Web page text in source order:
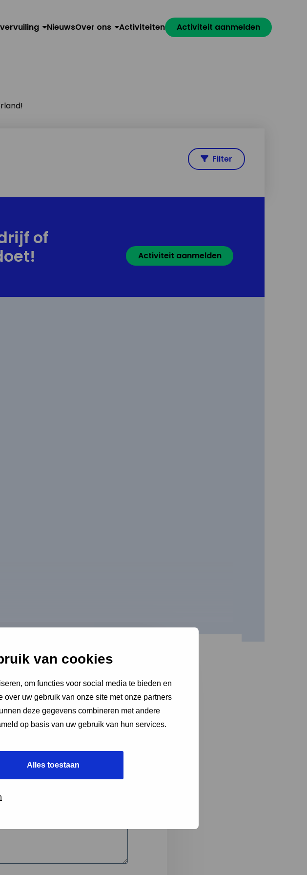
van cookies
om functies voor social media te bieden en
uw gebruik van onze site met onze partners
deze gegevens combineren met andere
op basis van uw gebruik van hun services.
Alles toestaan
NieuwsOver ons Activiteiten Activiteit aanmelden
Filter
of
Activiteit aanmelden
3